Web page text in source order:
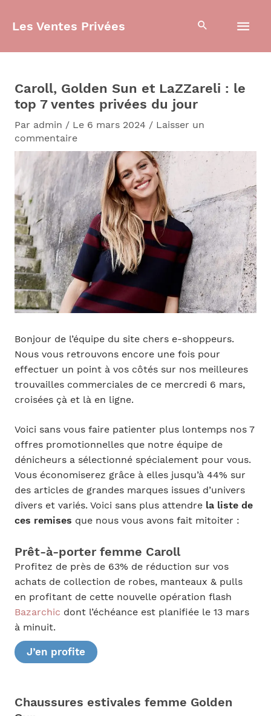
Les Ventes Privées
Caroll, Golden Sun et LaZZareli : le
top 7 ventes privées du jour
Par admin / Le 6 mars 2024 / Laisser un
commentaire
Bonjour de l’équipe du site chers e-shoppeurs.
Nous vous retrouvons encore une fois pour
effectuer un point à vos côtés sur nos meilleures
trouvailles commerciales de ce mercredi 6 mars,
croisées çà et là en ligne.
Voici sans vous faire patienter plus lontemps nos 7
offres promotionnelles que notre équipe de
dénicheurs a sélectionné spécialement pour vous.
Vous économiserez grâce à elles jusqu’à 44% sur
des articles de grandes marques issues d’univers
divers et variés. Voici sans plus attendre la liste de
ces remises que nous vous avons fait mitoiter :
Prêt-à-porter femme Caroll
Profitez de près de 63% de réduction sur vos
achats de collection de robes, manteaux & pulls
en profitant de cette nouvelle opération flash
Bazarchic dont l’échéance est planifiée le 13 mars
à minuit.
J’en profite
Chaussures estivales femme Golden